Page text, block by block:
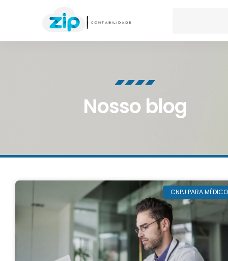
Nosso blog
CNPJ PARA